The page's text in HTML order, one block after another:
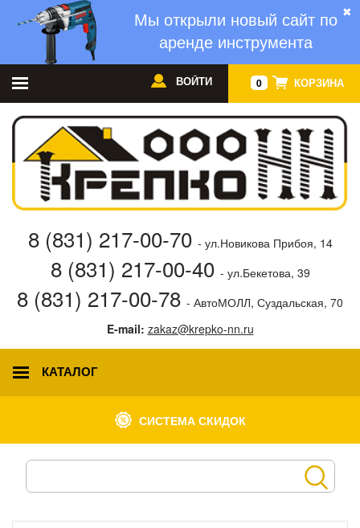
✖
Мы открыли новый сайт по
аренде инструмента
0 КОРЗИНА
ВОЙТИ
8 (831) 217-00-70 - ул.Новикова Прибоя, 14
8 (831) 217-00-40 - ул.Бекетова, 39
8 (831) 217-00-78 - АвтоМОЛЛ, Суздальская, 70
E-mail: zakaz@krepko-nn.ru
КАТАЛОГ
СИСТЕМА СКИДОК